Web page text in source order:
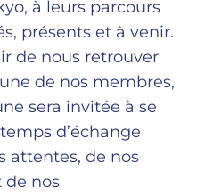
à leurs parcours
présents et à venir.
de nous retrouver
de nos membres,
sera invitée à se
d’échange
attentes, de nos
de nos